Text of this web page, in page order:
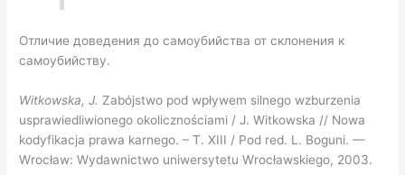
Отличие доведения до самоубийства от склонения к
самоубийству.
Witkowska, J. Zabόjstwo pod wpływem silnego wzburzenia
usprawiedliwionego okolicznościami / J. Witkowska // Nowa
kodyfikacja prawa karnego. – T. XIII / Pod red. L. Boguni. —
Wrocław: Wydawnictwo uniwersytetu Wrocławskiego, 2003.